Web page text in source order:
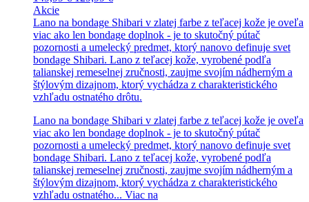
Akcie
Lano na bondage Shibari v zlatej farbe z teľacej kože je oveľa
viac ako len bondage doplnok - je to skutočný pútač
pozornosti a umelecký predmet, ktorý nanovo definuje svet
bondage Shibari. Lano z teľacej kože, vyrobené podľa
talianskej remeselnej zručnosti, zaujme svojím nádherným a
štýlovým dizajnom, ktorý vychádza z charakteristického
vzhľadu ostnatého drôtu.
Lano na bondage Shibari v zlatej farbe z teľacej kože je oveľa
viac ako len bondage doplnok - je to skutočný pútač
pozornosti a umelecký predmet, ktorý nanovo definuje svet
bondage Shibari. Lano z teľacej kože, vyrobené podľa
talianskej remeselnej zručnosti, zaujme svojím nádherným a
štýlovým dizajnom, ktorý vychádza z charakteristického
vzhľadu ostnatého... Viac na